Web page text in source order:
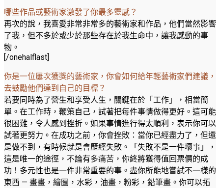
哪些作品或藝術家激發了你最多靈感？
再次的說，我喜愛非常非常多的藝術家和作品，他們當然影響
了我，但不多於或少於那些存在於我生命中，讓我感動的事
物。
[/onehalflast]
你是一位屢次獲獎的藝術家，你會如何給年輕藝術家們建議，
去鼓勵他們達到自己的目標？
若要同時為了營生和享受人生，關鍵在於「工作」，相當簡
單。在工作時，鞭策自己，試著把每件事情做得更好。這可能
很困難，令人感到挫折。如果事情進行得太順利，表示你可以
試著更努力。在成功之前，你會挫敗：當你已經盡力了，但還
是做不到，有時候就是會歷經失敗。「失敗不是一件壞事」，
這是唯一的途徑，不論有多痛苦，你終將獲得值回票價的成
功！多元性也是一件非常重要的事。盡你所能地嘗試不一樣的
東西 — 畫畫，繪圖，水彩，油畫，粉彩，鉛筆畫。你可以拓